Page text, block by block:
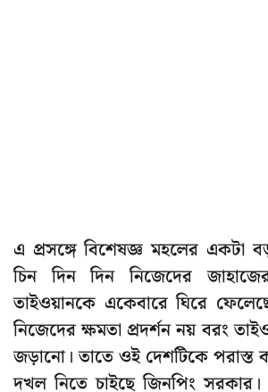
এ প্রসঙ্গে বিশেষজ্ঞ মহলের একটা
চিন দিন দিন নিজেদের
তাইওয়ানকে একেবারে ঘিরে
নিজেদের ক্ষমতা প্রদর্শন নয় বরং
জড়ানো। তাতে ওই দেশটিকে পরাস্ত
দখল নিতে চাইছে জিনপিং